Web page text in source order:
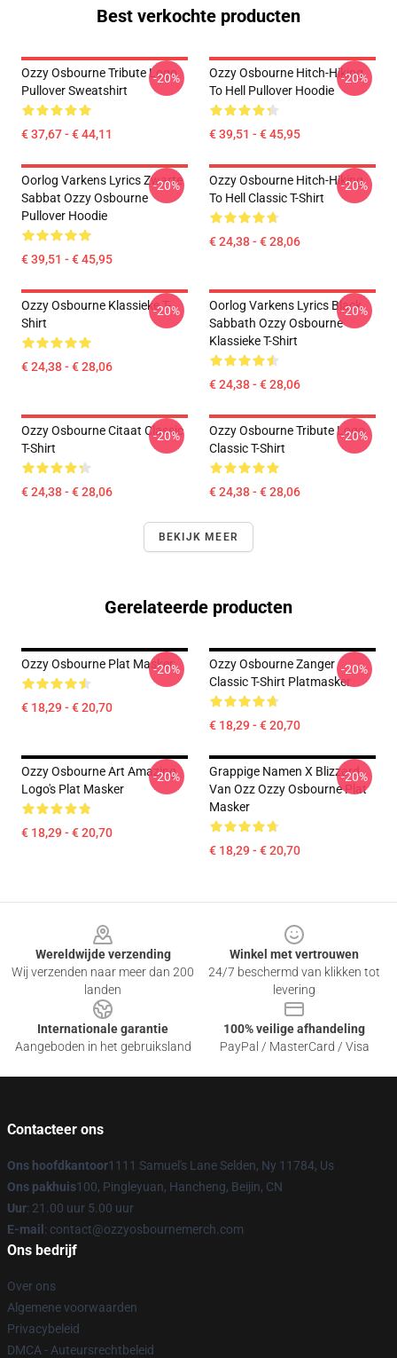
Best verkochte producten
Ozzy Osbourne Tribute Logo
Pullover Sweatshirt
€ 37,67 - € 44,11
-20%
Ozzy Osbourne Hitch-Hiking
To Hell Pullover Hoodie
€ 39,51 - € 45,95
-20%
Oorlog Varkens Lyrics Zwarte
Sabbat Ozzy Osbourne
Pullover Hoodie
€ 39,51 - € 45,95
-20%
Ozzy Osbourne Hitch-Hiking
To Hell Classic T-Shirt
€ 24,38 - € 28,06
-20%
Ozzy Osbourne Klassieke T-
Shirt
€ 24,38 - € 28,06
-20%
Oorlog Varkens Lyrics Black
Sabbath Ozzy Osbourne
Klassieke T-Shirt
€ 24,38 - € 28,06
-20%
Ozzy Osbourne Citaat Classic
T-Shirt
€ 24,38 - € 28,06
-20%
Ozzy Osbourne Tribute Logo
Classic T-Shirt
€ 24,38 - € 28,06
-20%
BEKIJK MEER
Gerelateerde producten
Ozzy Osbourne Plat Masker
€ 18,29 - € 20,70
-20%
Ozzy Osbourne Zanger
Classic T-Shirt Platmasker
€ 18,29 - € 20,70
-20%
Ozzy Osbourne Art Amazing
Logo's Plat Masker
€ 18,29 - € 20,70
-20%
Grappige Namen X Blizzard
Van Ozz Ozzy Osbourne Plat
Masker
€ 18,29 - € 20,70
-20%
Wereldwijde verzending
Wij verzenden naar meer dan 200
landen
Winkel met vertrouwen
24/7 beschermd van klikken tot
levering
Internationale garantie
Aangeboden in het gebruiksland
100% veilige afhandeling
PayPal / MasterCard / Visa
Contacteer ons
Ons hoofdkantoor1111 Samuel's Lane Selden, Ny 11784, Us
Ons pakhuis100, Pingleyuan, Hancheng, Beijin, CN
Uur: 21.00 uur 5.00 uur
E-mail : contact@ozzyosbournemerch.com
Ons bedrijf
Over ons
Algemene voorwaarden
Privacybeleid
DMCA - Auteursrechtbeleid